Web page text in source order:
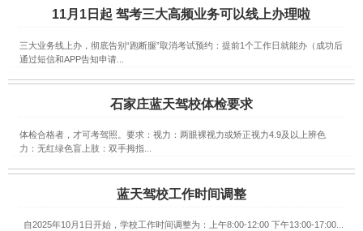
11月1日起 驾考三大高频业务可以线上办理啦
三大业务线上办，彻底告别“跑断腿”取消考试预约：提前1个工作日就能办（成功后
通过短信和APP告知申请...
石家庄蓝天驾校体检要求
体检合格者，才可考驾照。要求：视力：两眼裸视力或矫正视力4.9及以上辨色
力：无红绿色盲上肢：双手拇指...
蓝天驾校工作时间调整
自2025年10月1日开始，学校工作时间调整为：上午8:00-12:00 下午13:00-17:00...